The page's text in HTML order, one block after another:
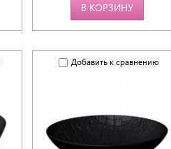
В КОРЗИНУ
Добавить к сравнению